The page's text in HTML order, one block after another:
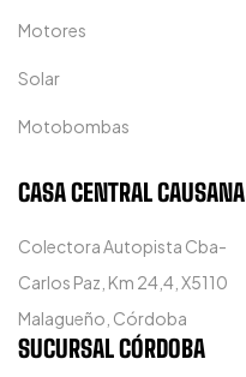
Motores
Solar
Motobombas
CASA CENTRAL CAUSANA
Colectora Autopista Cba-
Carlos Paz, Km 24,4, X5110
Malagueño, Córdoba
SUCURSAL CÓRDOBA